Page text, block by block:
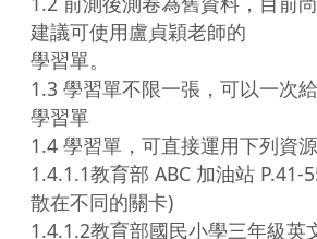
建議可使用盧貞穎老師的
學習單。
1.3 學習單不限一張，可以一次
學習單
1.4 學習單，可直接運用下列資
1.4.1.1教育部 ABC 加油站 P.41-
散在不同的關卡)
1.4.1.2教育部國民小學三年級英